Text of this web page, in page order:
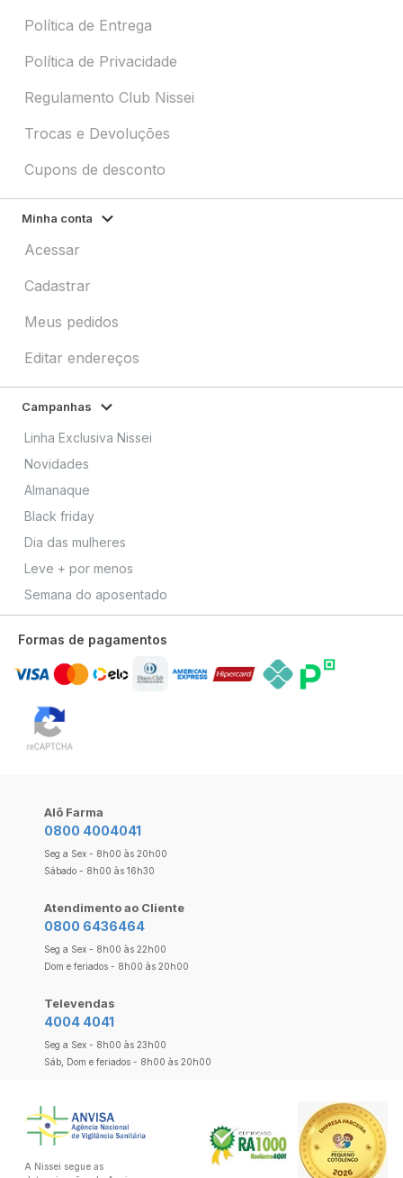
Política de Entrega
Política de Privacidade
Regulamento Club Nissei
Trocas e Devoluções
Cupons de desconto
Minha conta
Acessar
Cadastrar
Meus pedidos
Editar endereços
Campanhas
Linha Exclusiva Nissei
Novidades
Almanaque
Black friday
Dia das mulheres
Leve + por menos
Semana do aposentado
Formas de pagamentos
Alô Farma
0800 4004041
Seg a Sex - 8h00 às 20h00
Sábado - 8h00 às 16h30
Atendimento ao Cliente
0800 6436464
Seg a Sex - 8h00 às 22h00
Dom e feriados - 8h00 às 20h00
Televendas
4004 4041
Seg a Sex - 8h00 às 23h00
Sáb, Dom e feriados - 8h00 às 20h00
A Nissei segue as